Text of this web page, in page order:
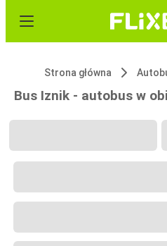
Strona główna
Bus Iznik - autobus w